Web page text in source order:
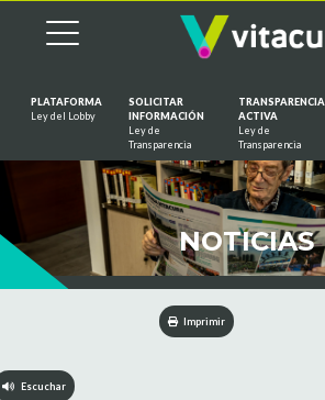
PLATAFORMA
Ley del Lobby
SOLICITAR
INFORMACIÓN
Ley de
Transparencia
TRANSPARENCIA
ACTIVA
Ley de
Transparencia
NOTICIAS
Imprimir
Escuchar